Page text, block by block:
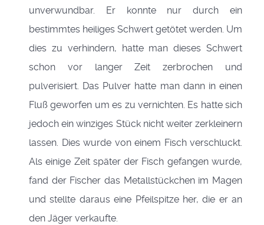
unverwundbar. Er konnte nur durch ein
bestimmtes heiliges Schwert getötet werden. Um
dies zu verhindern, hatte man dieses Schwert
schon vor langer Zeit zerbrochen und
pulverisiert. Das Pulver hatte man dann in einen
Fluß geworfen um es zu vernichten. Es hatte sich
jedoch ein winziges Stück nicht weiter zerkleinern
lassen. Dies wurde von einem Fisch verschluckt.
Als einige Zeit später der Fisch gefangen wurde,
fand der Fischer das Metallstückchen im Magen
und stellte daraus eine Pfeilspitze her, die er an
den Jäger verkaufte.